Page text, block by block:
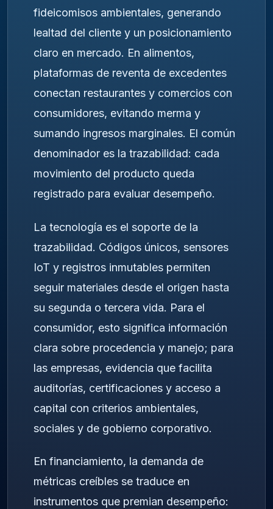
fideicomisos ambientales, generando
lealtad del cliente y un posicionamiento
claro en mercado. En alimentos,
plataformas de reventa de excedentes
conectan restaurantes y comercios con
consumidores, evitando merma y
sumando ingresos marginales. El común
denominador es la trazabilidad: cada
movimiento del producto queda
registrado para evaluar desempeño.
La tecnología es el soporte de la
trazabilidad. Códigos únicos, sensores
IoT y registros inmutables permiten
seguir materiales desde el origen hasta
su segunda o tercera vida. Para el
consumidor, esto significa información
clara sobre procedencia y manejo; para
las empresas, evidencia que facilita
auditorías, certificaciones y acceso a
capital con criterios ambientales,
sociales y de gobierno corporativo.
En financiamiento, la demanda de
métricas creíbles se traduce en
instrumentos que premian desempeño: